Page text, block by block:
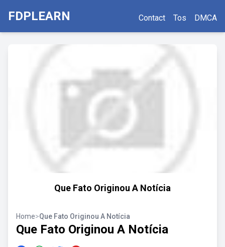
FDPLEARN Contact Tos DMCA
Que Fato Originou A Notícia
Home>Que Fato Originou A Notícia
Que Fato Originou A Notícia